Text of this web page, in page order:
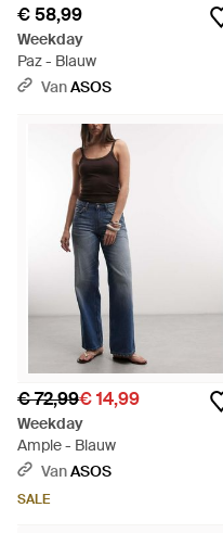
€ 58,99
Weekday
Paz - Blauw
VanASOS
€ 72,99€ 14,99
Weekday
Ample - Blauw
VanASOS
SALE